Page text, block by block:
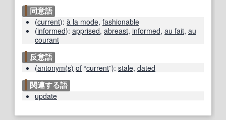
同意語
(current): à la mode, fashionable
(informed): apprised, abreast, informed, au fait, au
courant
反意語
(antonym(s) of “current”): stale, dated
関連する語
update